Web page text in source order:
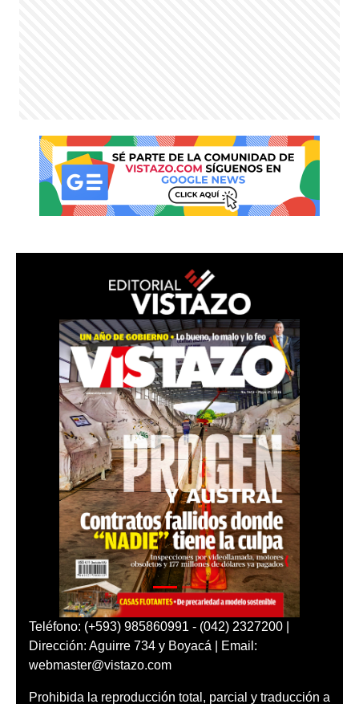
Teléfono: (+593) 985860991 - (042) 2327200 |
Dirección: Aguirre 734 y Boyacá | Email:
webmaster@vistazo.com
Prohibida la reproducción total, parcial y traducción a